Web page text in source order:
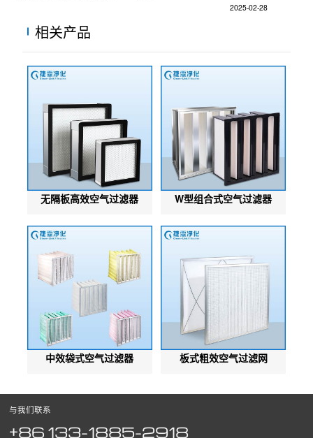
2025-02-28
相关产品
无隔板高效空气过滤器 W型组合式空气过滤器
中效袋式空气过滤器 板式粗效空气过滤网
与我们联系
+86 133-1885-2918